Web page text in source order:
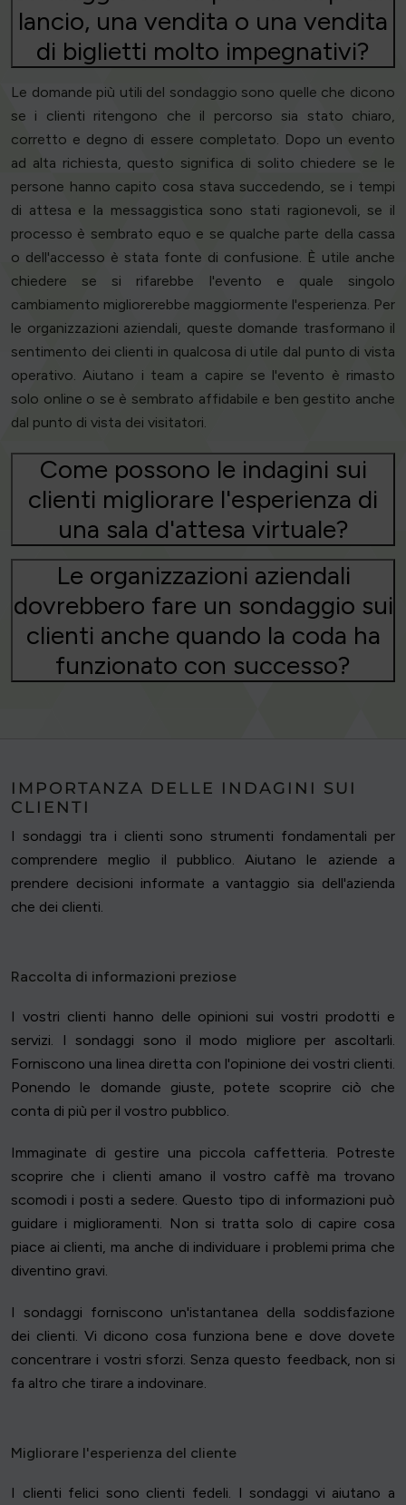
lancio, una vendita o una vendita
di biglietti molto impegnativi?
Le domande più utili del sondaggio sono quelle che dicono
se i clienti ritengono che il percorso sia stato chiaro,
corretto e degno di essere completato. Dopo un evento
ad alta richiesta, questo significa di solito chiedere se le
persone hanno capito cosa stava succedendo, se i tempi
di attesa e la messaggistica sono stati ragionevoli, se il
processo è sembrato equo e se qualche parte della cassa
o dell'accesso è stata fonte di confusione. È utile anche
chiedere se si rifarebbe l'evento e quale singolo
cambiamento migliorerebbe maggiormente l'esperienza. Per
le organizzazioni aziendali, queste domande trasformano il
sentimento dei clienti in qualcosa di utile dal punto di vista
operativo. Aiutano i team a capire se l'evento è rimasto
solo online o se è sembrato affidabile e ben gestito anche
dal punto di vista dei visitatori.
Come possono le indagini sui
clienti migliorare l'esperienza di
una sala d'attesa virtuale?
Le organizzazioni aziendali
dovrebbero fare un sondaggio sui
clienti anche quando la coda ha
funzionato con successo?
IMPORTANZA DELLE INDAGINI SUI
CLIENTI
I sondaggi tra i clienti sono strumenti fondamentali per
comprendere meglio il pubblico. Aiutano le aziende a
prendere decisioni informate a vantaggio sia dell'azienda
che dei clienti.
Raccolta di informazioni preziose
I vostri clienti hanno delle opinioni sui vostri prodotti e
servizi. I sondaggi sono il modo migliore per ascoltarli.
Forniscono una linea diretta con l'opinione dei vostri clienti.
Ponendo le domande giuste, potete scoprire ciò che
conta di più per il vostro pubblico.
Immaginate di gestire una piccola caffetteria. Potreste
scoprire che i clienti amano il vostro caffè ma trovano
scomodi i posti a sedere. Questo tipo di informazioni può
guidare i miglioramenti. Non si tratta solo di capire cosa
piace ai clienti, ma anche di individuare i problemi prima che
diventino gravi.
I sondaggi forniscono un'istantanea della soddisfazione
dei clienti. Vi dicono cosa funziona bene e dove dovete
concentrare i vostri sforzi. Senza questo feedback, non si
fa altro che tirare a indovinare.
Migliorare l'esperienza del cliente
I clienti felici sono clienti fedeli. I sondaggi vi aiutano a